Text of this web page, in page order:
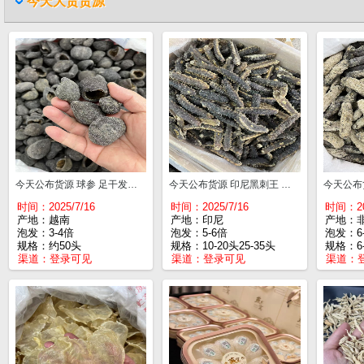
今天公布货源 球参 足干发量大 口感胶质好 约50头¥390
时间：2025/7/16
产地：越南
泡发：3-4倍
规格：约50头
渠道： 登录可见
今天公布货源 印尼黑刺王 囗感胶质好 10-20头¥790 25-35头¥810 40-50头¥820
时间：2025/7/16
产地：印尼
泡发：5-6倍
规格：10-20头25-35头
渠道：登录可见
时间：
产地：
泡发：
规格：
渠道：